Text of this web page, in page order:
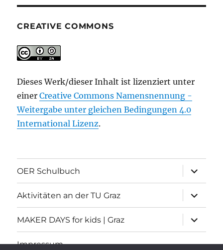
CREATIVE COMMONS
Dieses Werk/dieser Inhalt ist lizenziert unter
einerCreative Commons Namensnennung -
Weitergabe unter gleichen Bedingungen 4.0
International Lizenz.
OER Schulbuch
öffnen
Aktivitäten an der TU Graz
öffnen
MAKER DAYS for kids | Graz
öffnen
Impressum